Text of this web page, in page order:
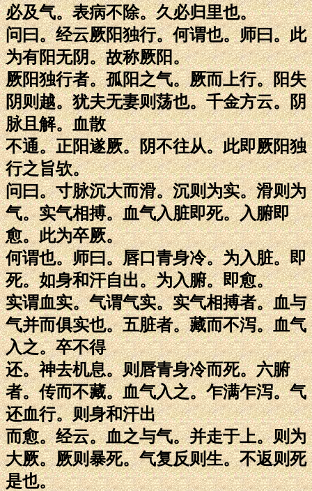
必及气。表病不除。久必归里也。
问曰。经云厥阳独行。何谓也。师曰。此
为有阳无阴。故称厥阳。
厥阳独行者。孤阳之气。厥而上行。阳失
阴则越。犹夫无妻则荡也。千金方云。阴
脉且解。血散
不通。正阳遂厥。阴不往从。此即厥阳独
行之旨欤。
问曰。寸脉沉大而滑。沉则为实。滑则为
气。实气相搏。血气入脏即死。入腑即
愈。此为卒厥。
何谓也。师曰。唇口青身冷。为入脏。即
死。如身和汗自出。为入腑。即愈。
实谓血实。气谓气实。实气相搏者。血与
气并而俱实也。五脏者。藏而不泻。血气
入之。卒不得
还。神去机息。则唇青身冷而死。六腑
者。传而不藏。血气入之。乍满乍泻。气
还血行。则身和汗出
而愈。经云。血之与气。并走于上。则为
大厥。厥则暴死。气复反则生。不返则死
是也。